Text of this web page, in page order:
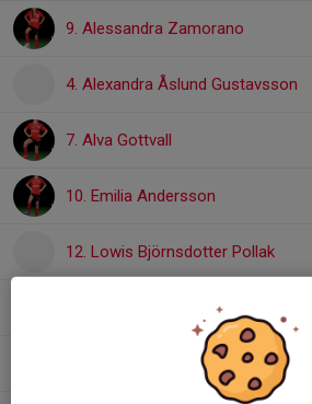
9. Alessandra Zamorano
4. Alexandra Åslund Gustavsson
7. Alva Gottvall
10. Emilia Andersson
12. Lowis Björnsdotter Pollak
15. Maryama Ahmed